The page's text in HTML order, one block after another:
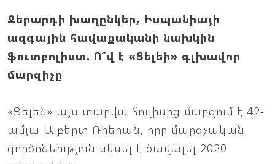
Ջերարդի խաղընկեր, Իսպանիայի
ազգային հավաքականի նախկին
ֆուտբոլիստ. Ո՞վ է «Ցելեի» գլխավոր
մարզիչը
«Ցելեն» այս տարվա հուլիսից մարզում է 42-
ամյա Ալբերտ Ռիերան, որը մարզչական
գործոնեություն սկսել է ծավալել 2020